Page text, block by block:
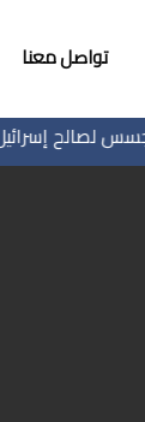
تواصل معنا
إسرائيل